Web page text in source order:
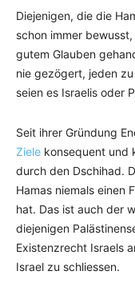
Diejenigen, die die
schon immer
gutem Glauben
nie gezögert, jeden
seien es Israelis oder
Seit ihrer Gründung
Ziele konsequent und
durch den Dschihad.
Hamas niemals einen
hat. Das ist auch der
diejenigen
Existenzrecht Israels
Israel zu schliessen.